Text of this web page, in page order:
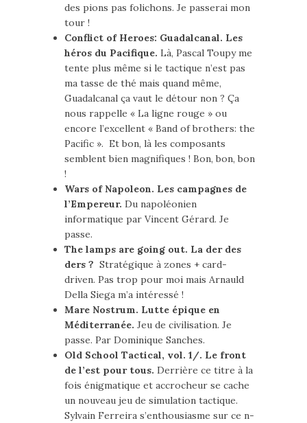
des pions pas folichons. Je passerai mon
tour !
Conflict of Heroes: Guadalcanal. Les
héros du Pacifique. Là, Pascal Toupy me
tente plus même si le tactique n’est pas
ma tasse de thé mais quand même,
Guadalcanal ça vaut le détour non ? Ça
nous rappelle « La ligne rouge » ou
encore l’excellent « Band of brothers: the
Pacific ». Et bon, là les composants
semblent bien magnifiques ! Bon, bon, bon
!
Wars of Napoleon. Les campagnes de
l’Empereur. Du napoléonien
informatique par Vincent Gérard. Je
passe.
The lamps are going out. La der des
ders ? Stratégique à zones + card-
driven. Pas trop pour moi mais Arnauld
Della Siega m’a intéressé !
Mare Nostrum. Lutte épique en
Méditerranée. Jeu de civilisation. Je
passe. Par Dominique Sanches.
Old School Tactical, vol. 1/. Le front
de l’est pour tous. Derrière ce titre à la
fois énigmatique et accrocheur se cache
un nouveau jeu de simulation tactique.
Sylvain Ferreira s’enthousiasme sur ce n-